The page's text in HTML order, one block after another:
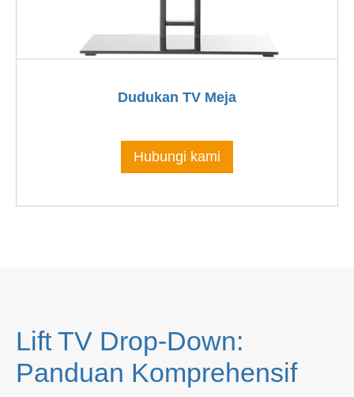
Dudukan TV Meja
Hubungi kami
Lift TV Drop-Down:
Panduan Komprehensif